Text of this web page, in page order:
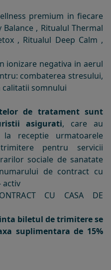
premium in fiecare
, Ritualul Thermal
, Ritualul Deep Calm ,
ionizare negativa in aerul
combaterea stresului,
somnului
de tratament sunt
asigurati, care au
receptie urmatoarele
pentru servicii
sociale de sanatate
de contract cu
activ
CU CASA DE
biletul de trimitere se
suplimentara de 15%